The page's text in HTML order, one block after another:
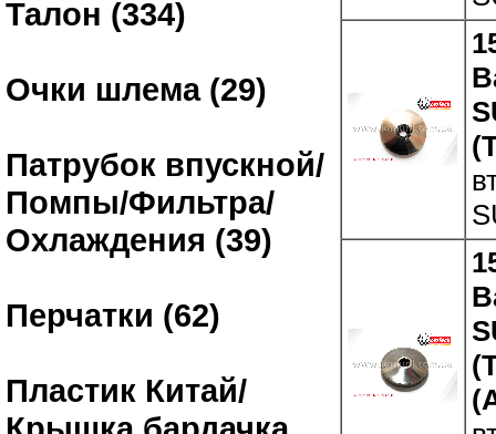
Талон (334)
Очки шлема (29)
Патрубок впускной/
Помпы/Фильтра/
Охлаждения (39)
Перчатки (62)
Пластик Китай/